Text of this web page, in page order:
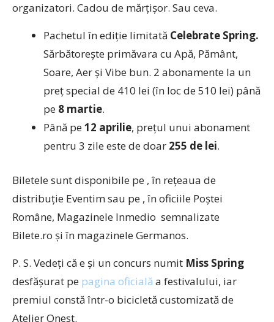
organizatori. Cadou de mărțișor. Sau ceva.
Pachetul în ediție limitată Celebrate Spring.
Sărbătorește primăvara cu Apă, Pământ,
Soare, Aer și Vibe bun. 2 abonamente la un
preț special de 410 lei (în loc de 510 lei) până
pe 8 martie.
Până pe 12 aprilie, prețul unui abonament
pentru 3 zile este de doar 255 de lei.
Biletele sunt disponibile pe , în rețeaua de
distribuție Eventim sau pe , în oficiile Poștei
Române, Magazinele Inmedio semnalizate
Bilete.ro și în magazinele Germanos.
P. S. Vedeți că e și un concurs numit Miss Spring
desfășurat pe pagina oficială a festivalului, iar
premiul constă într-o bicicletă customizată de
Atelier Onest.